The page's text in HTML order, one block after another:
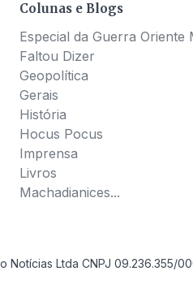
Colunas e Blogs
Especial da Guerra Oriente
Faltou Dizer
Geopolítica
Gerais
História
Hocus Pocus
Imprensa
Livros
Machadianices...
Ltda CNPJ 09.236.355/